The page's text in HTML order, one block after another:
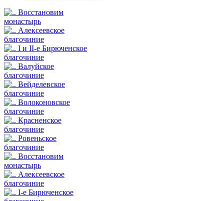
Восстановим
монастырь
Алексеевское
благочиние
I и II-е Бирюченское
благочиние
Валуйское
благочиние
Вейделевское
благочиние
Волоконовское
благочиние
Красненское
благочиние
Ровеньское
благочиние
Восстановим
монастырь
Алексеевское
благочиние
I-е Бирюченское